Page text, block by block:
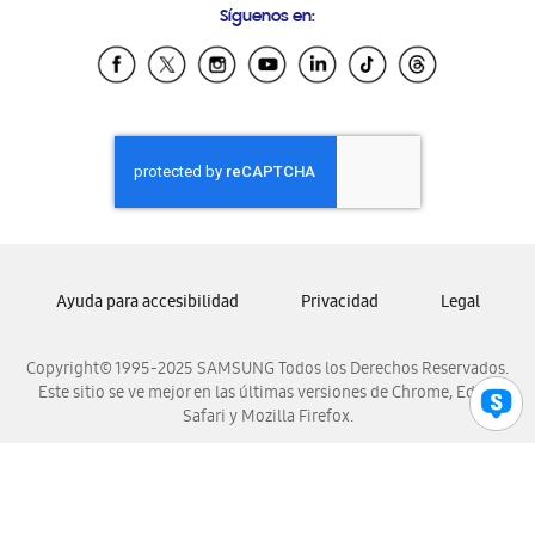
Samsung Ecuador
Samsung El Salvador
Samsung Honduras
Samsung Nicaragua
Samsung Panamá
Samsung Venezuela
Síguenos en:
Copyright© 1995-2025 SAMSUNG Todos los Derechos Reservados.
Este sitio se ve mejor en las últimas versiones de Chrome, Edge,
Safari y Mozilla Firefox.
Ayuda para accesibilidad Privacidad Legal